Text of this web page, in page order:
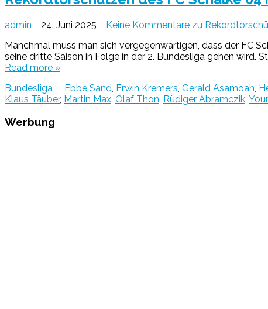
admin 24. Juni 2025 Keine Kommentare zu
Manchmal muss man sich vergegenwärtigen, dass der FC
seine dritte Saison in Folge in der 2. Bundesliga gehen wird.
Read more »
Bundesliga
Ebbe Sand Erwin Kremers Gerald Asamoah
Klaus Täuber, Martin Max Olaf Thon Rüdiger Abramczik
Werbung